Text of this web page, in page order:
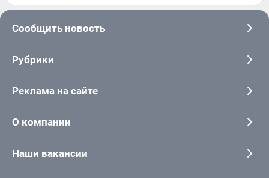
Сообщить новость
Рубрики
Реклама на сайте
О компании
Наши вакансии